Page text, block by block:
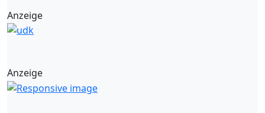
Anzeige
Anzeige